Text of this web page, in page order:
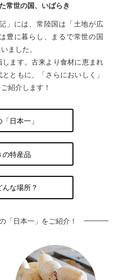
常世の国、いばらき
」には、常陸国は「土地が広
豊に暮らし、まるで常世の国
ました。
ます。古来より食材に恵まれ
ともに、「さらにおいしく」
紹介します！
日本一」
の特産品
な場所？
「日本一」をご紹介！